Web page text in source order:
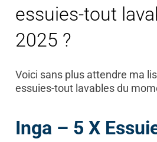
essuies-tout
2025 ?
Voici sans plus attendre ma
essuies-tout lavables du
Inga – 5 X